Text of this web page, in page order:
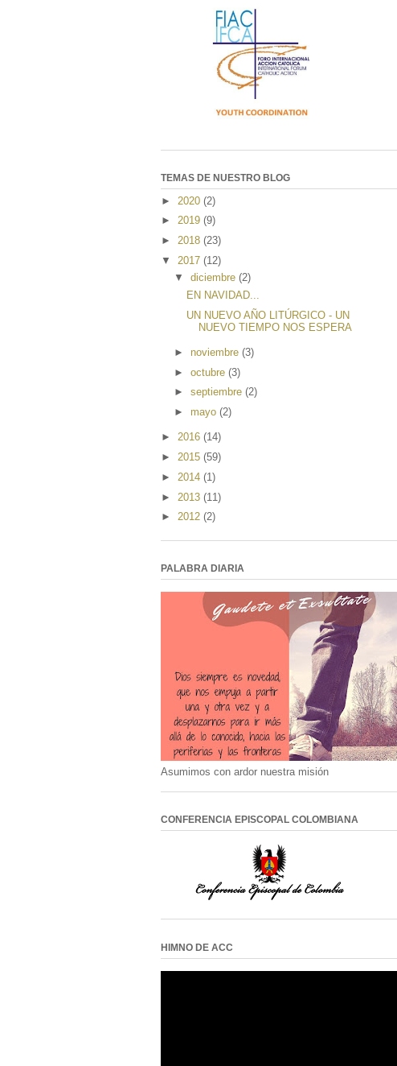
TEMAS DE NUESTRO BLOG
► 2020 (2)
► 2019 (9)
► 2018 (23)
▼ 2017 (12)
▼ diciembre (2)
EN NAVIDAD...
UN NUEVO AÑO LITÚRGICO - UN
NUEVO TIEMPO NOS ESPERA
► noviembre (3)
► octubre (3)
► septiembre (2)
► mayo (2)
► 2016 (14)
► 2015 (59)
► 2014 (1)
► 2013 (11)
► 2012 (2)
PALABRA DIARIA
Asumimos con ardor nuestra misión
CONFERENCIA EPISCOPAL COLOMBIANA
HIMNO DE ACC